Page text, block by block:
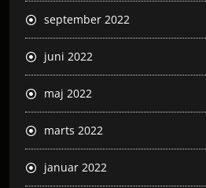
september 2022
juni 2022
maj 2022
marts 2022
januar 2022